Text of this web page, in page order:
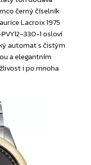
černý číselník
Lacroix 1975
330-1 osloví
automat s čistým
a elegantním
i po mnoha